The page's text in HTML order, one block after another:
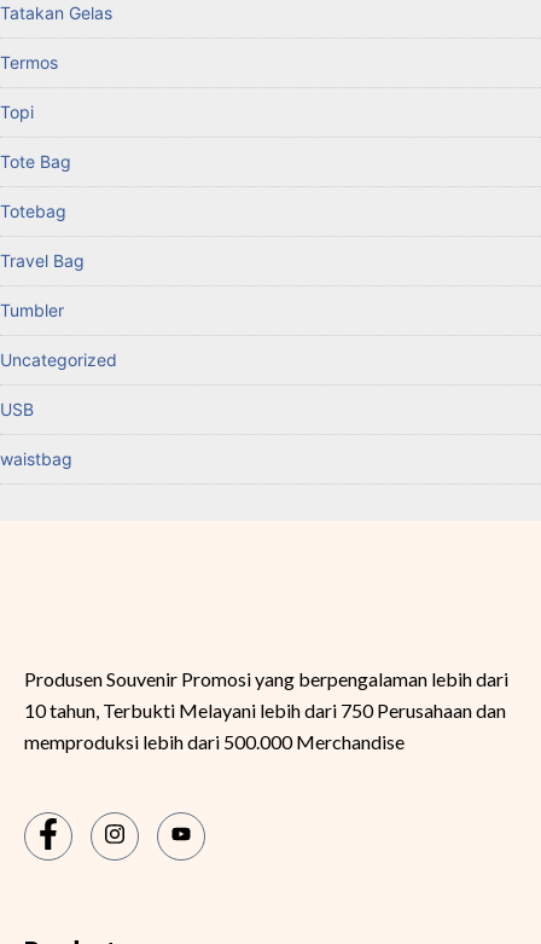
Tatakan Gelas
Termos
Topi
Tote Bag
Totebag
Travel Bag
Tumbler
Uncategorized
USB
waistbag
Produsen Souvenir Promosi yang berpengalaman lebih dari
10 tahun, Terbukti Melayani lebih dari 750 Perusahaan dan
memproduksi lebih dari 500.000 Merchandise